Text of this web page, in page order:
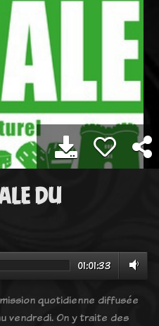
du
01:01:33
quotidienne diffusée
vendredi. On y traite des